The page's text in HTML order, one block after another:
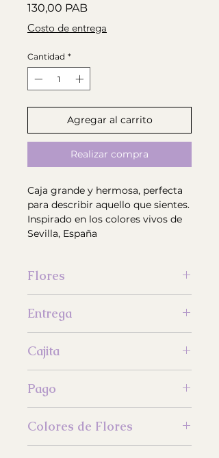
130,00 PABPrecio
Costo de entrega
Cantidad *
Agregar al carrito
Realizar compra
Caja grande y hermosa, perfecta
para describir aquello que sientes.
Inspirado en los colores vivos de
Sevilla, España
Flores
claveles
Entrega
depende del sector del domicilio
Cajita
sujeto a disponibilidad
Pago
está sujeto a ajustes y ningun tipo
de pago es reembolsable
Colores de Flores